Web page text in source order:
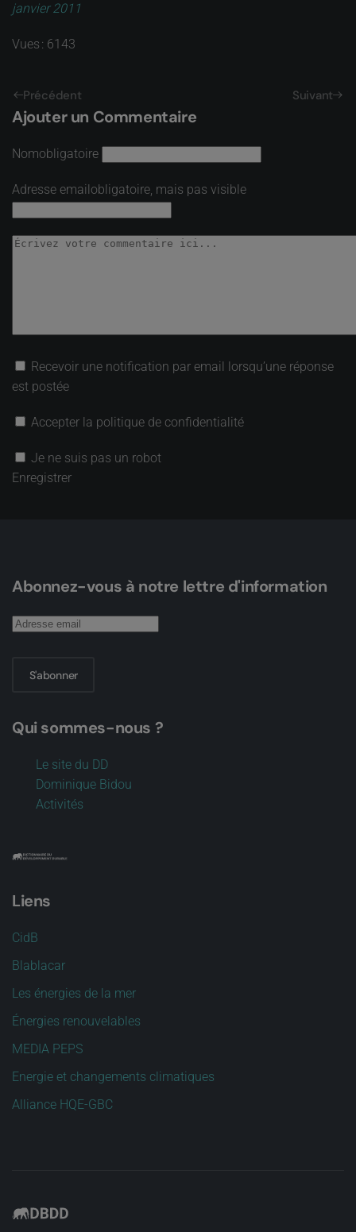
janvier 2011
Vues : 6143
Précédent Suivant
Ajouter un Commentaire
Nomobligatoire
Adresse emailobligatoire, mais pas visible
Recevoir une notification par email lorsqu’une réponse
est postée
Accepter la politique de confidentialité
Je ne suis pas un robot
Enregistrer
Abonnez-vous à notre lettre d'information
S'abonner
Qui sommes-nous ?
Le site du DD
Dominique Bidou
Activités
Liens
CidB
Blablacar
Les énergies de la mer
Énergies renouvelables
MEDIA PEPS
Energie et changements climatiques
Alliance HQE-GBC